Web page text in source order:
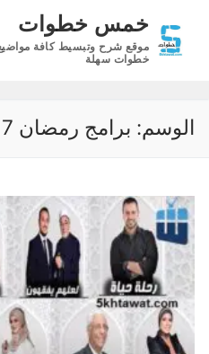
المحتوى
خمس خطوات
موقع شرح وتبسيط كافة
خطوات سهلة
الوسم: برامج رمضان 2017